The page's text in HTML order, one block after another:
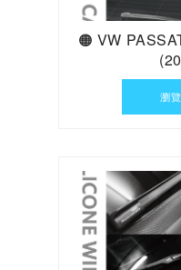
🟠 VW
瀏